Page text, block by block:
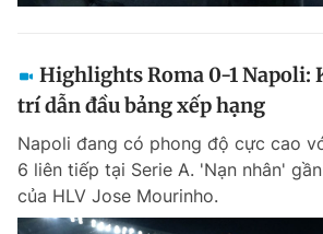
Highlights Roma 0-1 Napoli:
trí dẫn đầu bảng xếp hạng
Napoli đang có phong độ cực cao
6 liên tiếp tại Serie A. 'Nạn nhân'
của HLV Jose Mourinho.